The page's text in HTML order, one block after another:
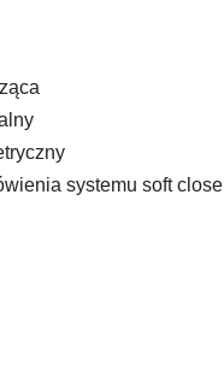
systemu soft close